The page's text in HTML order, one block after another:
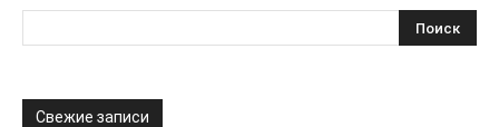
Свежие записи